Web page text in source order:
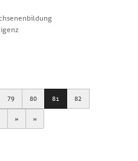
79 80 81 82
Next Last